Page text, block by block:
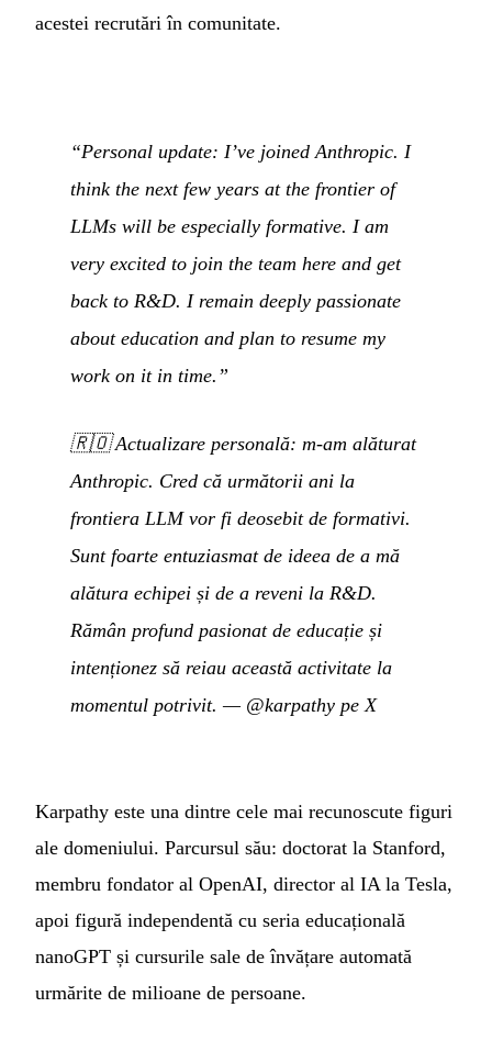
acestei recrutări în comunitate.
“Personal update: I’ve joined Anthropic. I
think the next few years at the frontier of
LLMs will be especially formative. I am
very excited to join the team here and get
back to R&D. I remain deeply passionate
about education and plan to resume my
work on it in time.”
🇷🇴Actualizare personală: m-am alăturat
Anthropic. Cred că următorii ani la
frontiera LLM vor fi deosebit de formativi.
Sunt foarte entuziasmat de ideea de a mă
alătura echipei și de a reveni la R&D.
Rămân profund pasionat de educație și
intenționez să reiau această activitate la
momentul potrivit. — @karpathy pe X
Karpathy este una dintre cele mai recunoscute figuri
ale domeniului. Parcursul său: doctorat la Stanford,
membru fondator al OpenAI, director al IA la Tesla,
apoi figură independentă cu seria educațională
nanoGPT și cursurile sale de învățare automată
urmărite de milioane de persoane.